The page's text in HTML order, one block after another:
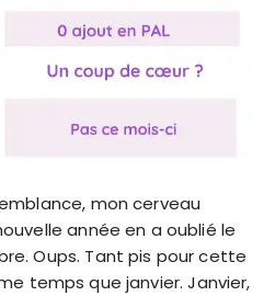
mon cerveau
année en a oublié le
Oups. Tant pis pour cette
temps que janvier. Janvier,